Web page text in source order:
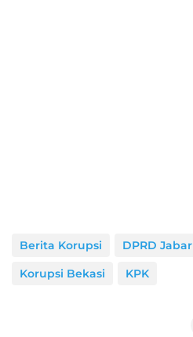
Berita Korupsi DPRD Jabar
Korupsi Bekasi
KPK